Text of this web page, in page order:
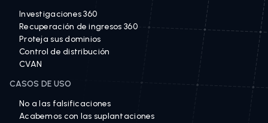
Investigaciones 360
Recuperación de ingresos 360
Proteja sus dominios
Control de distribución
CVAN
CASOS DE USO
No a las falsificaciones
Acabemos con las suplantaciones